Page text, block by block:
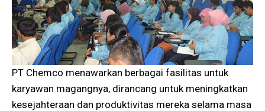
PT Chemco menawarkan berbagai fasilitas untuk
karyawan magangnya, dirancang untuk meningkatkan
kesejahteraan dan produktivitas mereka selama masa